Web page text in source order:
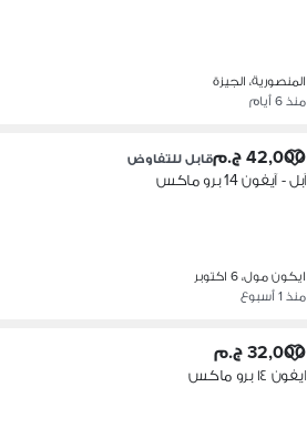
المنصورية، الجيزة
منذ 6 أيام
42,000 ج.م قابل للتفاوض
آبل - آيفون 14 برو ماكس
ايكون مول، 6 اكتوبر
منذ 1 أسبوع
32,000 ج.م
ايفون ١٤ برو ماكس